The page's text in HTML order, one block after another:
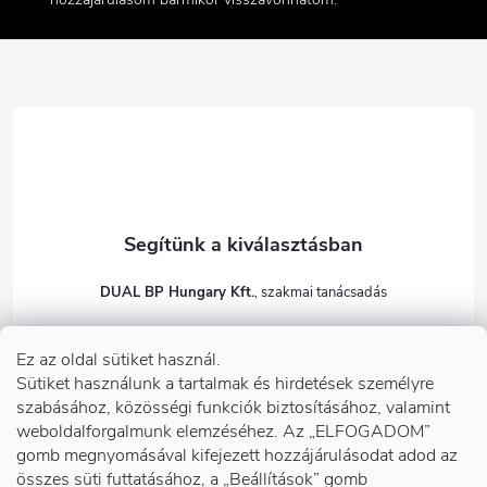
Ez az oldal sütiket használ.
Sütiket használunk a tartalmak és hirdetések személyre
szabásához, közösségi funkciók biztosításához, valamint
weboldalforgalmunk elemzéséhez. Az „ELFOGADOM”
gomb megnyomásával kifejezett hozzájárulásodat adod az
összes süti futtatásához, a „Beállítások” gomb
é
Információk önnek
DUAL BP Hungary Kft.
dualbp.hu